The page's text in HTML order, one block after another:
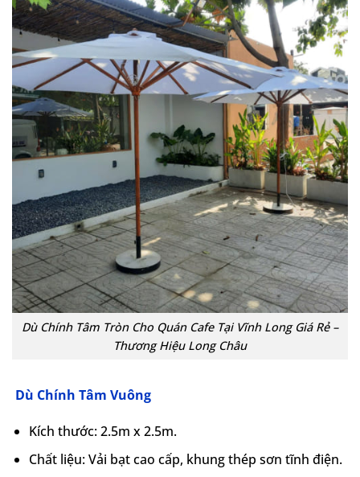
Dù Chính Tâm Tròn Cho Quán Cafe Tại Vĩnh Long Giá Rẻ –
Thương Hiệu Long Châu
Dù Chính Tâm Vuông
Kích thước: 2.5m x 2.5m.
Chất liệu: Vải bạt cao cấp, khung thép sơn tĩnh điện.